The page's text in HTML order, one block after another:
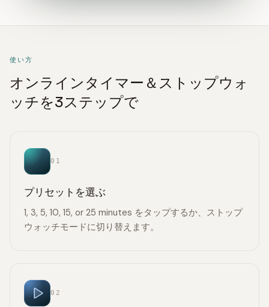
使い方
オンラインタイマー＆ストップウォ
ッチを3ステップで
01
プリセットを選ぶ
1, 3, 5, 10, 15, or 25 minutes をタップするか、ストップ
ウォッチモードに切り替えます。
02